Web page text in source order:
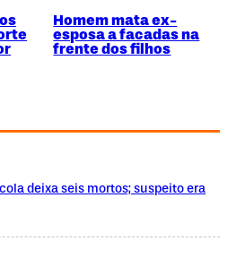
Homem mata ex-
esposa a facadas na
frente dos filhos
deixa seis mortos; suspeito era